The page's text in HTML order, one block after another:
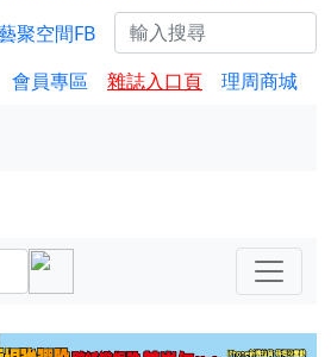
會員專區 雜誌入口頁 理周商城